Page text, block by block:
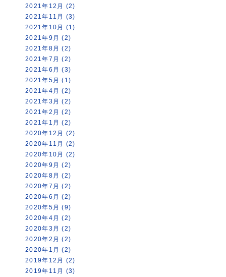
2021年12月 (2)
2021年11月 (3)
2021年10月 (1)
2021年9月 (2)
2021年8月 (2)
2021年7月 (2)
2021年6月 (3)
2021年5月 (1)
2021年4月 (2)
2021年3月 (2)
2021年2月 (2)
2021年1月 (2)
2020年12月 (2)
2020年11月 (2)
2020年10月 (2)
2020年9月 (2)
2020年8月 (2)
2020年7月 (2)
2020年6月 (2)
2020年5月 (9)
2020年4月 (2)
2020年3月 (2)
2020年2月 (2)
2020年1月 (2)
2019年12月 (2)
2019年11月 (3)